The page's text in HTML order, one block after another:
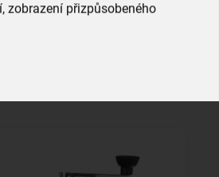
zobrazení přizpůsobeného